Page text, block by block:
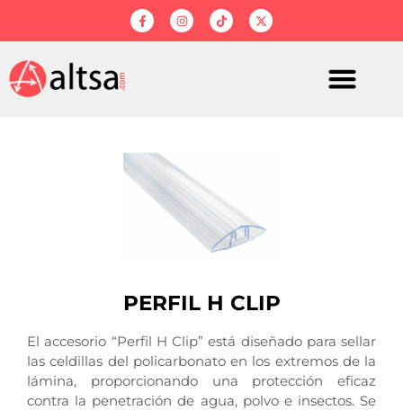
PERFIL H CLIP
El accesorio “Perfil H Clip” está diseñado para sellar
las celdillas del policarbonato en los extremos de la
lámina, proporcionando una protección eficaz
contra la penetración de agua, polvo e insectos. Se